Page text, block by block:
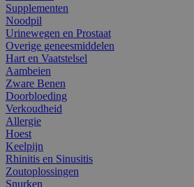
Supplementen
Noodpil
Urinewegen en Prostaat
Overige geneesmiddelen
Hart en Vaatstelsel
Aambeien
Zware Benen
Doorbloeding
Verkoudheid
Allergie
Hoest
Keelpijn
Rhinitis en Sinusitis
Zoutoplossingen
Snurken